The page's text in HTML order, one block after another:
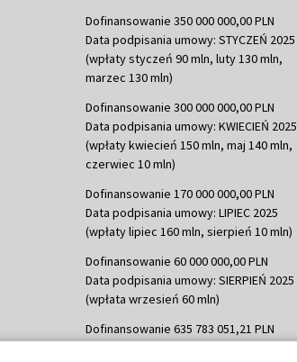
Dofinansowanie 350 000 000,00 PLN
Data podpisania umowy: STYCZEŃ 2025
(wpłaty styczeń 90 mln, luty 130 mln,
marzec 130 mln)
Dofinansowanie 300 000 000,00 PLN
Data podpisania umowy: KWIECIEŃ 2025
(wpłaty kwiecień 150 mln, maj 140 mln,
czerwiec 10 mln)
Dofinansowanie 170 000 000,00 PLN
Data podpisania umowy: LIPIEC 2025
(wpłaty lipiec 160 mln, sierpień 10 mln)
Dofinansowanie 60 000 000,00 PLN
Data podpisania umowy: SIERPIEŃ 2025
(wpłata wrzesień 60 mln)
Dofinansowanie 635 783 051,21 PLN